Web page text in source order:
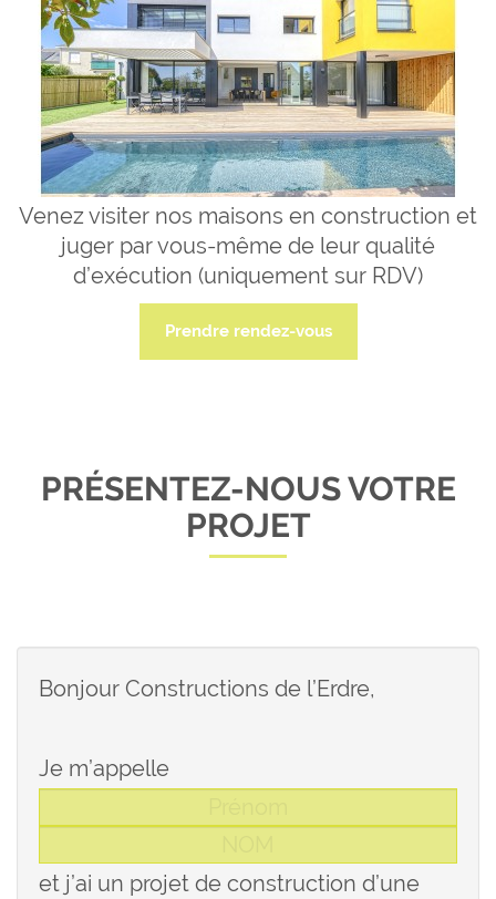
Venez visiter nos maisons en construction et
juger par vous-même de leur qualité
d’exécution (uniquement sur RDV)
Prendre rendez-vous
PRÉSENTEZ-NOUS VOTRE
PROJET
Bonjour Constructions de l’Erdre,
Je m’appelle
et j’ai un projet de construction d’une